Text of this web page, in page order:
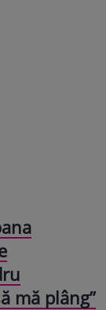
mă plâng”